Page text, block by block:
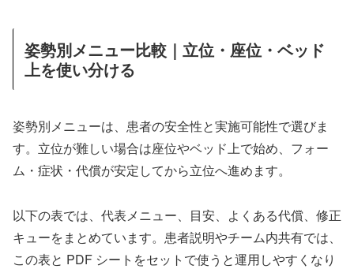
姿勢別メニュー比較｜立位・座位・ベッド
上を使い分ける
姿勢別メニューは、患者の安全性と実施可能性で選びま
す。立位が難しい場合は座位やベッド上で始め、フォー
ム・症状・代償が安定してから立位へ進めます。
以下の表では、代表メニュー、目安、よくある代償、修正
キューをまとめています。患者説明やチーム内共有では、
この表と PDF シートをセットで使うと運用しやすくなり